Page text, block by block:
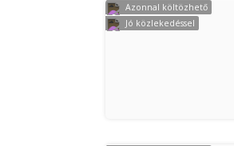
Azonnal költözhető
Jó közlekedéssel